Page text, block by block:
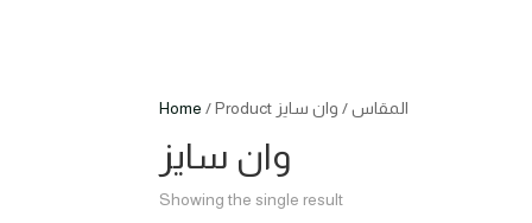
Home / Product المقاس / وان سايز
وان سايز
Showing the single result